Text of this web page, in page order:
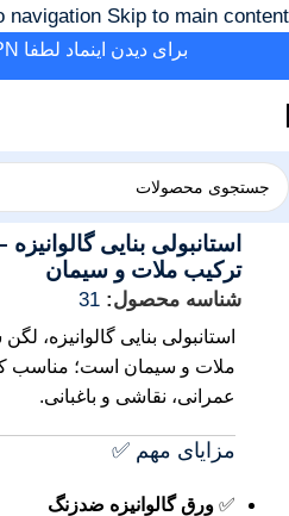
navigation Skip to main content
برای دیدن اینماد لطفا VPN را خاموش کنید
استانبولی بنایی
ترکیب ملات و سیمان
شناسه محصول: 31
استانبولی بنایی گالوانیزه،
ملات و سیمان است؛ مناسب
عمرانی، نقاشی و باغبانی.
مزایای مهم ✅
✅ ورق گالوانیزه ضدزنگ